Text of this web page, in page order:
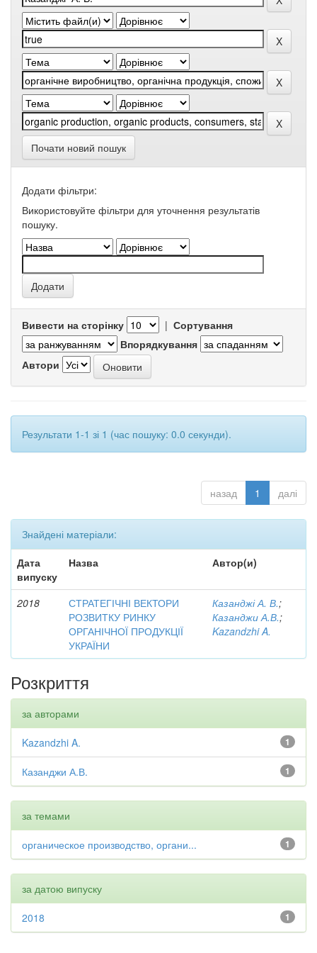
Почати новий пошук
Додати фільтри:
Використовуйте фільтри для уточнення результатів
пошуку.
Вивести на сторінку | Сортування
Впорядкування
Автори
Результати 1-1 зі 1 (час пошуку: 0.0 секунди).
назад 1 далі
Знайдені матеріали:
Дата
випуску
Назва Автор(и)
2018
СТРАТЕГІЧНІ ВЕКТОРИ
РОЗВИТКУ РИНКУ
ОРГАНІЧНОЇ ПРОДУКЦІЇ
УКРАЇНИ
Казанджі А. В.;
Казанджи А.В.;
Kazandzhi A.
Розкриття
за авторами
1
Kazandzhi A.
1
Казанджи А.В.
за темами
1
органическое производство, органи...
за датою випуску
1
2018